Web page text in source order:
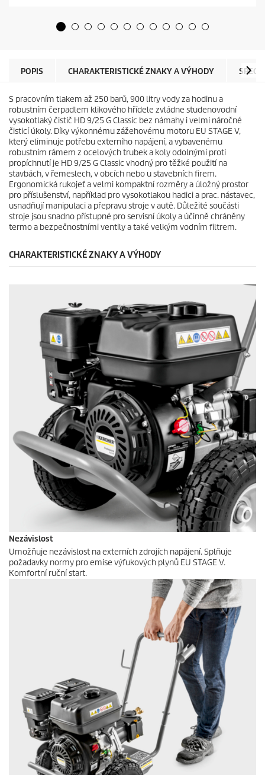
e
ePOPIS CHARAKTERISTICKÉ ZNAKY A VÝHODY
S pracovním tlakem až 250 barů, 900 litry vody za hodinu a
robustním čerpadlem klikového hřídele zvládne studenovodní
vysokotlaký čistič HD 9/25 G Classic bez námahy i velmi náročné
čisticí úkoly. Díky výkonnému zážehovému motoru EU STAGE V,
který eliminuje potřebu externího napájení, a vybavenému
robustním rámem z ocelových trubek a koly odolnými proti
propíchnutí je HD 9/25 G Classic vhodný pro těžké použití na
stavbách, v řemeslech, v obcích nebo u stavebních firem.
Ergonomická rukojeť a velmi kompaktní rozměry a úložný prostor
pro příslušenství, například pro vysokotlakou hadici a prac. nástavec,
usnadňují manipulaci a přepravu stroje v autě. Důležité součásti
stroje jsou snadno přístupné pro servisní úkoly a účinně chráněny
termo a bezpečnostními ventily a také velkým vodním filtrem.
CHARAKTERISTICKÉ ZNAKY A VÝHODY
Nezávislost
Umožňuje nezávislost na externích zdrojích napájení. Splňuje
požadavky normy pro emise výfukových plynů EU STAGE V.
Komfortní ruční start.